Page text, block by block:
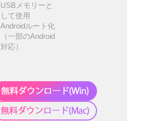
USBメモリーと
して使用
Androidルート化
（一部のAndroid
対応）